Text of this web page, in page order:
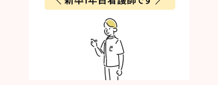
・2026年8月13日 8:30-16:00 【応募締切：7月30日】
・2026年8月25日 8:30-16:00 【応募締切：8月10日】
※内容はどちらも同じです。ご都合のよい日程でお申込み
・病院概要および看護教育等の説明